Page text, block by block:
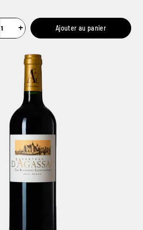
+ Ajouter au panier